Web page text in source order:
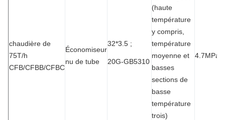
chaudière de
75T/h
CFB/CFBB/CFBC
Économiseur
nu de tube
32*3.5 ;
20G-GB5310
(haute
température
y compris,
température
moyenne et
basses
sections de
basse
température
trois)
4.7MPa